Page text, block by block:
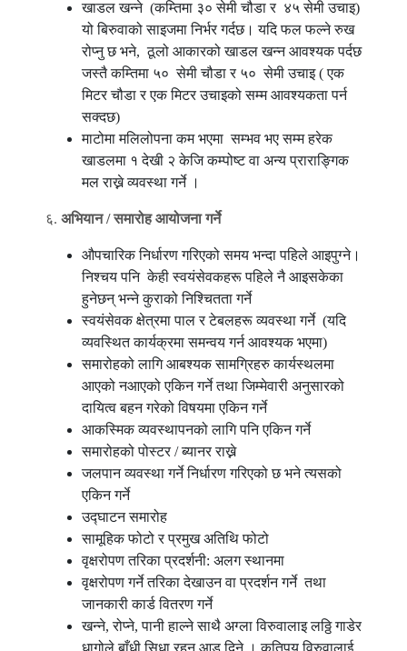
खाडल खन्ने (कम्तिमा ३० सेमी चौडा र ४५ सेमी उचाइ)
यो बिरुवाको साइजमा निर्भर गर्दछ। यदि फल फल्ने रुख
रोप्नु छ भने, ठूलो आकारको खाडल खन्न आवश्यक पर्दछ
जस्तै कम्तिमा ५० सेमी चौडा र ५० सेमी उचाइ ( एक
मिटर चौडा र एक मिटर उचाइको सम्म आवश्यकता पर्न
सक्दछ)
माटोमा मलिलोपना कम भएमा सम्भव भए सम्म हरेक
खाडलमा १ देखी २ केजि कम्पोष्ट वा अन्य प्राराङ्गिक
मल राख्ने व्यवस्था गर्ने ।
६. अभियान/समारोह आयोजना गर्ने
औपचारिक निर्धारण गरिएको समय भन्दा पहिले आइपुग्ने।
निश्चय पनि केही स्वयंसेवकहरू पहिले नै आइसकेका
हुनेछन् भन्ने कुराको निश्चितता गर्ने
स्वयंसेवक क्षेत्रमा पाल र टेबलहरू व्यवस्था गर्ने (यदि
व्यवस्थित कार्यक्रमा समन्वय गर्न आवश्यक भएमा)
समारोहको लागि आबश्यक सामग्रिहरु कार्यस्थलमा
आएको नआएको एकिन गर्ने तथा जिम्मेवारी अनुसारको
दायित्व बहन गरेको विषयमा एकिन गर्ने
आकस्मिक व्यवस्थापनको लागि पनि एकिन गर्ने
समारोहको पोस्टर / ब्यानर राख्ने
जलपान व्यवस्था गर्ने निर्धारण गरिएको छ भने त्यसको
एकिन गर्ने
उद्घाटन समारोह
सामूहिक फोटो र प्रमुख अतिथि फोटो
वृक्षरोपण तरिका प्रदर्शनी: अलग स्थानमा
वृक्षरोपण गर्ने तरिका देखाउन वा प्रदर्शन गर्ने तथा
जानकारी कार्ड वितरण गर्ने
खन्ने, रोप्ने, पानी हाल्ने साथै अग्ला विरुवालाइ लठ्ठि गाडेर